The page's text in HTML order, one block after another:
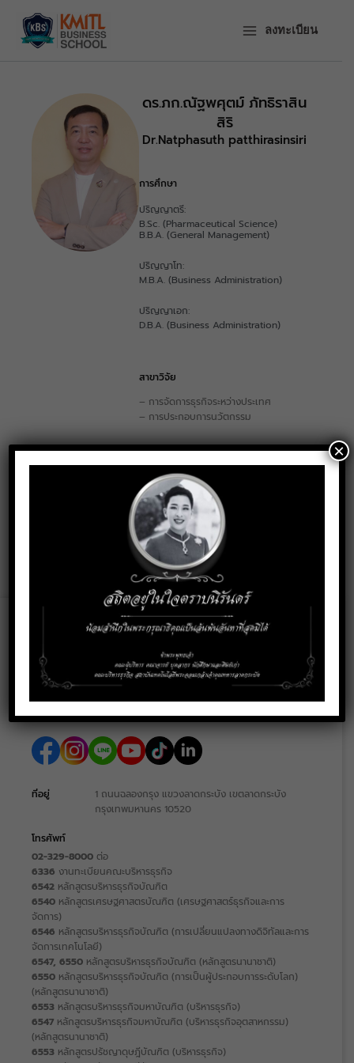
ลงทะเบียน
ดร.ภก.ณัฐพศุตม์ ภัทธิราสิน
สิริ
Dr.Natphasuth patthirasinsiri
การศึกษา
ปริญญาตรี:
B.Sc. (Pharmaceutical Science)
B.B.A. (General Management)
ปริญญาโท:
M.B.A. (Business Administration)
ปริญญาเอก:
D.B.A. (Business Administration)
สาขาวิจัย
– การจัดการธุรกิจระหว่างประเทศ
– การประกอบการนวัตกรรม
การติดต่อ
Email:
natphasuth.pa@kmitl.ac.th
Social Media
ที่อยู่
1 ถนนฉลองกรุง แขวงลาดกระบัง เขตลาดกระบัง
กรุงเทพมหานคร 10520
โทรศัพท์
02-329-8000 ต่อ
6336 งานทะเบียนคณะบริหารธุรกิจ
6542 หลักสูตรบริหารธุรกิจบัณฑิต
6540 หลักสูตรเศรษฐศาสตรบัณฑิต (เศรษฐศาสตร์ธุรกิจและการ
จัดการ)
6546 หลักสูตรบริหารธุรกิจบัณฑิต (การเปลี่ยนแปลงทางดิจิทัลและการ
จัดการเทคโนโลยี)
6547, 6550 หลักสูตรบริหารธุรกิจบัณฑิต (หลักสูตรนานาชาติ)
6550 หลักสูตรบริหารธุรกิจบัณฑิต (การเป็นผู้ประกอบการระดับโลก)
(หลักสูตรนานาชาติ)
6553 หลักสูตรบริหารธุรกิจมหาบัณฑิต (บริหารธุรกิจ)
6547 หลักสูตรบริหารธุรกิจมหาบัณฑิต (บริหารธุรกิจอุตสาหกรรม)
(หลักสูตรนานาชาติ)
6553 หลักสูตรปรัชญาดุษฎีบัณฑิต (บริหารธุรกิจ)
×